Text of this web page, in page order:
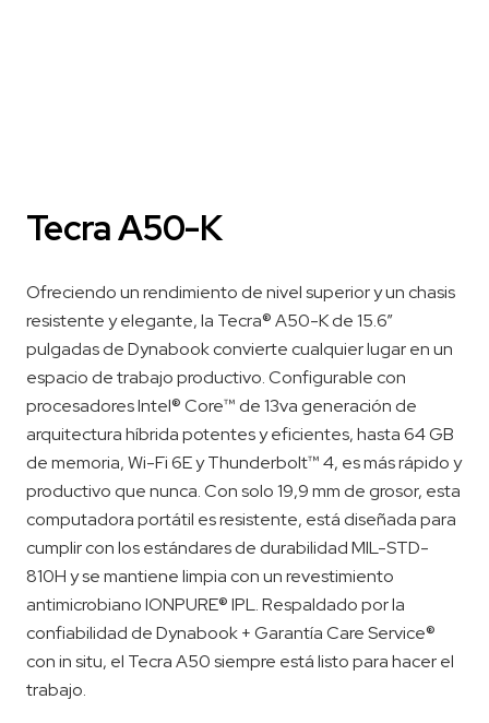
Tecra A50-K
Ofreciendo un rendimiento de nivel superior y un chasis
resistente y elegante, la Tecra® A50-K de 15.6”
pulgadas de Dynabook convierte cualquier lugar en un
espacio de trabajo productivo. Configurable con
procesadores Intel® Core™ de 13va generación de
arquitectura híbrida potentes y eficientes, hasta 64 GB
de memoria, Wi-Fi 6E y Thunderbolt™ 4, es más rápido y
productivo que nunca. Con solo 19,9 mm de grosor, esta
computadora portátil es resistente, está diseñada para
cumplir con los estándares de durabilidad MIL-STD-
810H y se mantiene limpia con un revestimiento
antimicrobiano IONPURE® IPL. Respaldado por la
confiabilidad de Dynabook + Garantía Care Service®
con in situ, el Tecra A50 siempre está listo para hacer el
trabajo.